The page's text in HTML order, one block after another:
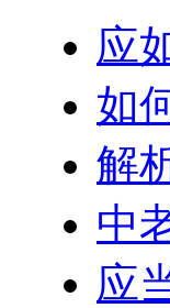
应
如
解
中
应